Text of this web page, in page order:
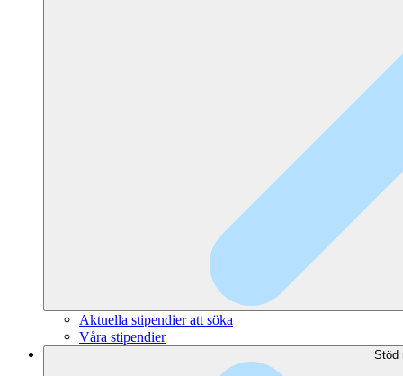
Aktuella stipendier att söka
Våra stipendier
Stöd